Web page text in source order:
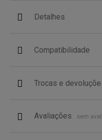
Detalhes
Compatibilidade
Trocas e
Avaliações sem